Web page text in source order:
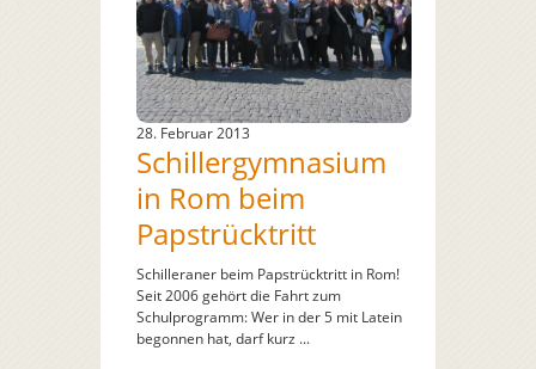
28. Februar 2013
Schillergymnasium
in Rom beim
Papstrücktritt
Schilleraner beim Papstrücktritt in Rom!
Seit 2006 gehört die Fahrt zum
Schulprogramm: Wer in der 5 mit Latein
begonnen hat, darf kurz ...